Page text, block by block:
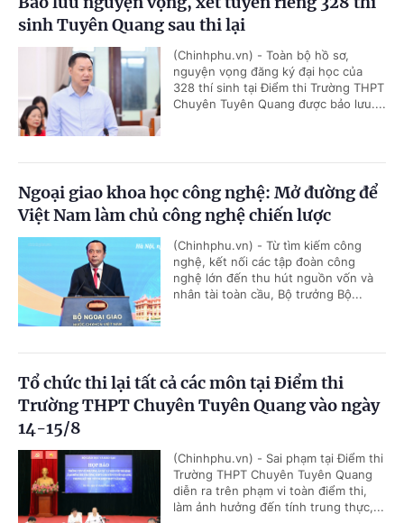
sinh Tuyên Quang sau thi lại
(Chinhphu.vn) - Toàn bộ hồ sơ,
nguyện vọng đăng ký đại học của
328 thí sinh tại Điểm thi Trường THPT
Chuyên Tuyên Quang được bảo lưu....
Ngoại giao khoa học công nghệ: Mở đường để
Việt Nam làm chủ công nghệ chiến lược
(Chinhphu.vn) - Từ tìm kiếm công
nghệ, kết nối các tập đoàn công
nghệ lớn đến thu hút nguồn vốn và
nhân tài toàn cầu, Bộ trưởng Bộ...
Tổ chức thi lại tất cả các môn tại Điểm thi
Trường THPT Chuyên Tuyên Quang vào ngày
14-15/8
(Chinhphu.vn) - Sai phạm tại Điểm thi
Trường THPT Chuyên Tuyên Quang
diễn ra trên phạm vi toàn điểm thi,
làm ảnh hưởng đến tính trung thực,...